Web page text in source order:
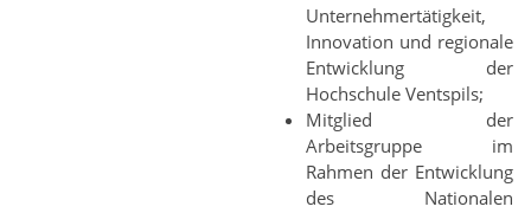
Unternehmertätigkeit,
Innovation und regionale
Entwicklung der
Hochschule Ventspils;
Mitglied der
Arbeitsgruppe im
Rahmen der Entwicklung
des Nationalen